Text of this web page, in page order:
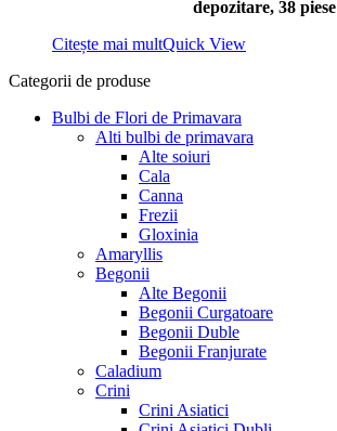
depozitare, 38 piese
Citește mai multQuick View
Categorii de produse
Bulbi de Flori de Primavara
Alti bulbi de primavara
Alte soiuri
Cala
Canna
Frezii
Gloxinia
Amaryllis
Begonii
Alte Begonii
Begonii Curgatoare
Begonii Duble
Begonii Franjurate
Caladium
Crini
Crini Asiatici